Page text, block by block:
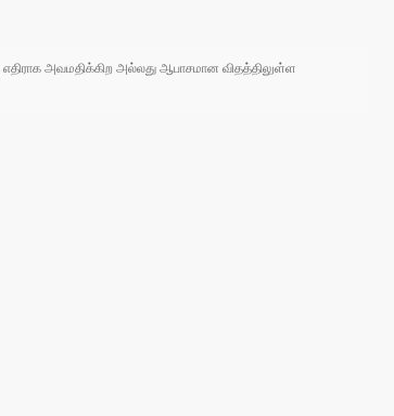
எதிராக அவமதிக்கிற அல்லது ஆபாசமான விதத்திலுள்ள